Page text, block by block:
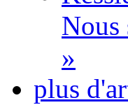
Nous
»
plus